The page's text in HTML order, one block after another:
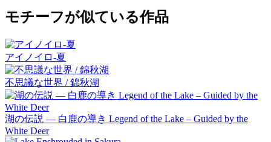
モチーフが似ている作品
アイノイロ-夏
不思議な世界 / 錦秋湖
湖の伝説 ― 白鹿の導き Legend of the Lake – Guided by the
White Deer